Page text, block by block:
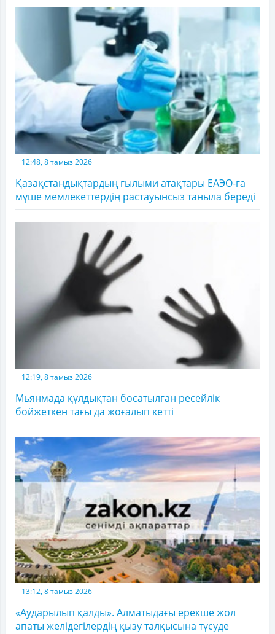
12:48, 8 тамыз 2026
Қазақстандықтардың ғылыми атақтары ЕАЭО-ға
мүше мемлекеттердің растауынсыз таныла береді
12:19, 8 тамыз 2026
Мьянмада құлдықтан босатылған ресейлік
бойжеткен тағы да жоғалып кетті
13:12, 8 тамыз 2026
«Аударылып қалды». Алматыдағы ерекше жол
апаты желідегілердің қызу талқысына түсуде